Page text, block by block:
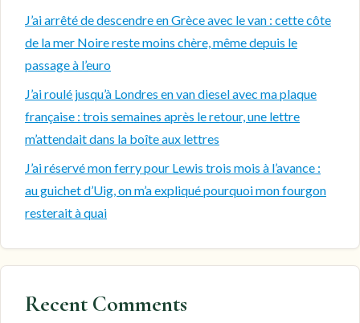
J’ai arrêté de descendre en Grèce avec le van : cette côte
de la mer Noire reste moins chère, même depuis le
passage à l’euro
J’ai roulé jusqu’à Londres en van diesel avec ma plaque
française : trois semaines après le retour, une lettre
m’attendait dans la boîte aux lettres
J’ai réservé mon ferry pour Lewis trois mois à l’avance :
au guichet d’Uig, on m’a expliqué pourquoi mon fourgon
resterait à quai
Recent Comments